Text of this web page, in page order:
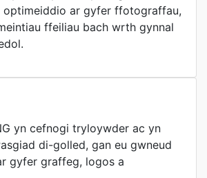
optimeiddio ar gyfer ffotograffau,
ffeiliau bach wrth gynnal
yn cefnogi tryloywder ac yn
di-golled, gan eu gwneud
gyfer graffeg, logos a